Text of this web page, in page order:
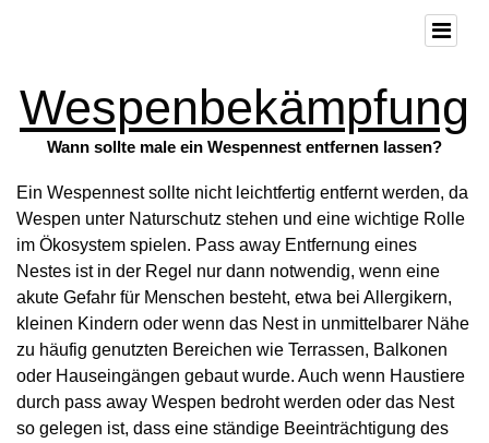
Wespenbekämpfung
Wann sollte male ein Wespennest entfernen lassen?
Ein Wespennest sollte nicht leichtfertig entfernt werden, da
Wespen unter Naturschutz stehen und eine wichtige Rolle
im Ökosystem spielen. Pass away Entfernung eines
Nestes ist in der Regel nur dann notwendig, wenn eine
akute Gefahr für Menschen besteht, etwa bei Allergikern,
kleinen Kindern oder wenn das Nest in unmittelbarer Nähe
zu häufig genutzten Bereichen wie Terrassen, Balkonen
oder Hauseingängen gebaut wurde. Auch wenn Haustiere
durch pass away Wespen bedroht werden oder das Nest
so gelegen ist, dass eine ständige Beeinträchtigung des